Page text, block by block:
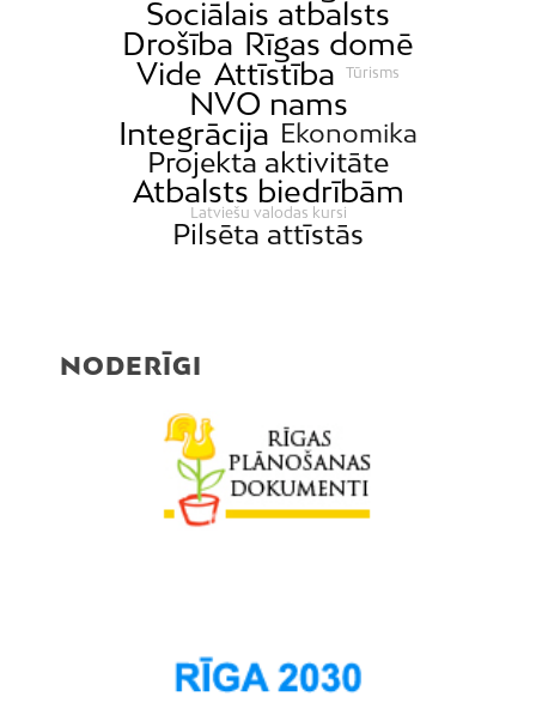
Sociālais atbalsts
Drošība Rīgas domē
Vide Attīstība Tūrisms
NVO nams
Integrācija Ekonomika
Projekta aktivitāte
Atbalsts biedrībām
Latviešu valodas kursi
Pilsēta attīstās
NODERĪGI